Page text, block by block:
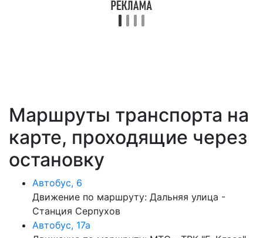
Маршруты транспорта на
карте, проходящие через
остановку
Автобус, 6
Движение по маршруту: Дальняя улица -
Станция Серпухов
Автобус, 17а